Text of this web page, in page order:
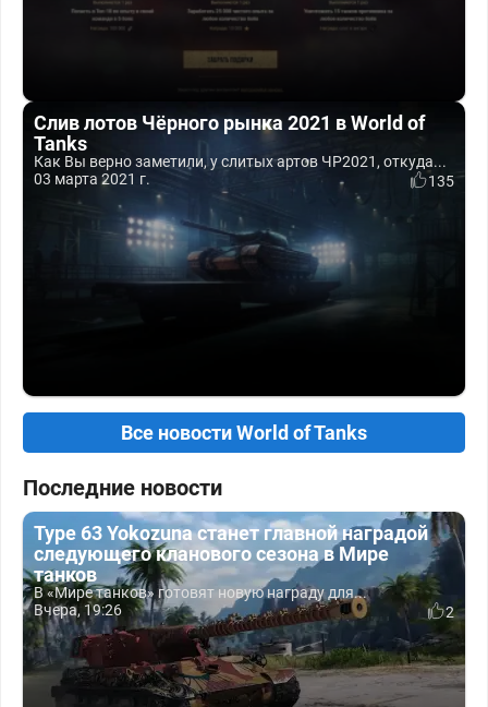
Слив лотов Чёрного рынка 2021 в World of
Tanks
Как Вы верно заметили, у слитых артов ЧР2021, откуда...
03 марта 2021 г.
135
Все новости World of Tanks
Последние новости
Type 63 Yokozuna станет главной наградой
следующего кланового сезона в Мире
танков
В «Мире танков» готовят новую награду для...
Вчера, 19:26
2